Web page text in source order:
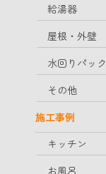
給湯器
屋根・外壁
水回りパック
その他
施工事例
キッチン
お風呂